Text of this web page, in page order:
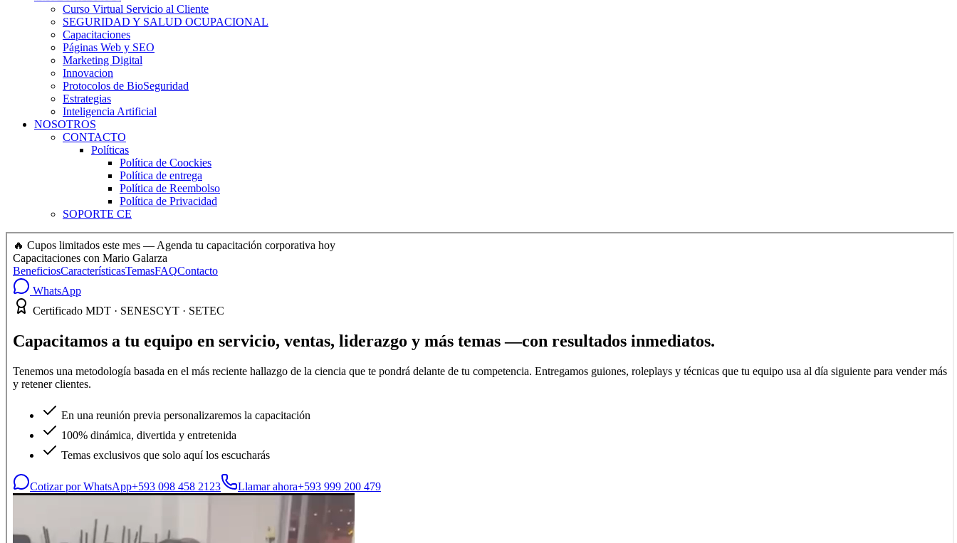
Curso Virtual Servicio al Cliente
SEGURIDAD Y SALUD OCUPACIONAL
Capacitaciones
Páginas Web y SEO
Marketing Digital
Innovacion
Protocolos de BioSeguridad
Estrategias
Inteligencia Artificial
NOSOTROS
CONTACTO
Políticas
Política de Coockies
Política de entrega
Política de Reembolso
Política de Privacidad
SOPORTE CE